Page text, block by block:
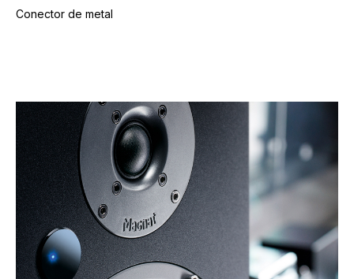
Conector de metal